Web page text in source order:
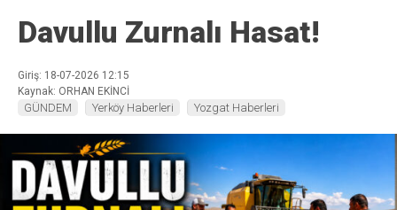
Davullu Zurnalı Hasat!
Giriş: 18-07-2026 12:15
Kaynak: ORHAN EKİNCİ
GÜNDEM Yerköy Haberleri Yozgat Haberleri